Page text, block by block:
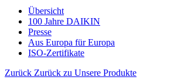
Übersicht
100 Jahre DAIKIN
Presse
Aus Europa für Europa
ISO-Zertifikate
Zurück Zurück zu Unsere Produkte